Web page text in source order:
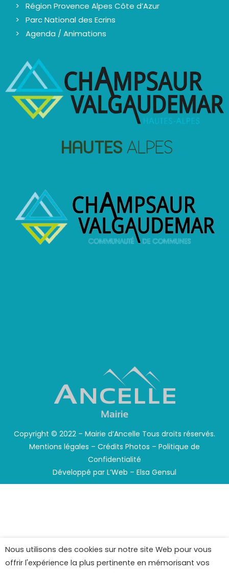
Région Provence Alpes Côte d’Azur
Parc National des Ecrins
Agenda / Animations
Copyright © 2022 – Mairie d’Ancelle Tous droits réservés.
Mentions légales – Crédits Photos – Politique de
Confidentialité
Développé par L’Web – Elsa Gensul
Nous utilisons des cookies sur notre site Web pour vous
offrir l'expérience la plus pertinente en mémorisant vos